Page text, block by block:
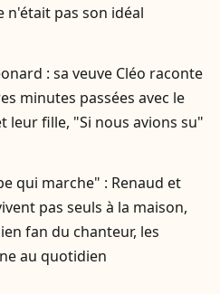
n'était pas son idéal
: sa veuve Cléo raconte
minutes passées avec le
leur fille, "Si nous avions su"
qui marche" : Renaud et
pas seuls à la maison,
fan du chanteur, les
au quotidien